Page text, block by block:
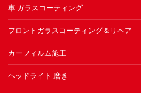
車 ガラスコーティング
フロントガラスコーティング＆リペア
カーフィルム施工
ヘッドライト 磨き